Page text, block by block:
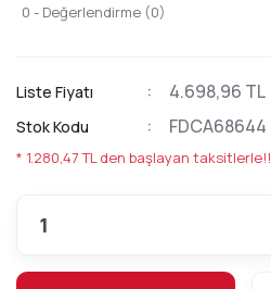
0 - Değerlendirme (0)
Liste Fiyatı 4.698,96 TL
Stok Kodu FDCA68644
* 1.280,47 TL den başlayan taksitlerle!!